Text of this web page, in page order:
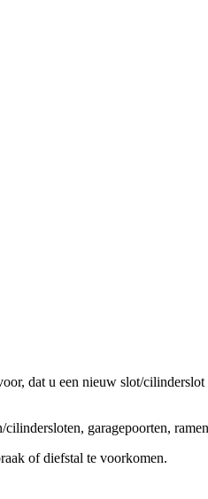
dat u een nieuw slot/cilinderslot
garagepoorten,
of diefstal te voorkomen.